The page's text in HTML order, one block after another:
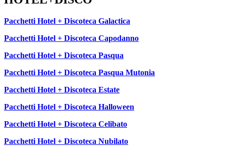
Pacchetti Hotel + Discoteca Galactica
Pacchetti Hotel + Discoteca Capodanno
Pacchetti Hotel + Discoteca Pasqua
Pacchetti Hotel + Discoteca Pasqua Mutonia
Pacchetti Hotel + Discoteca Estate
Pacchetti Hotel + Discoteca Halloween
Pacchetti Hotel + Discoteca Celibato
Pacchetti Hotel + Discoteca Nubilato